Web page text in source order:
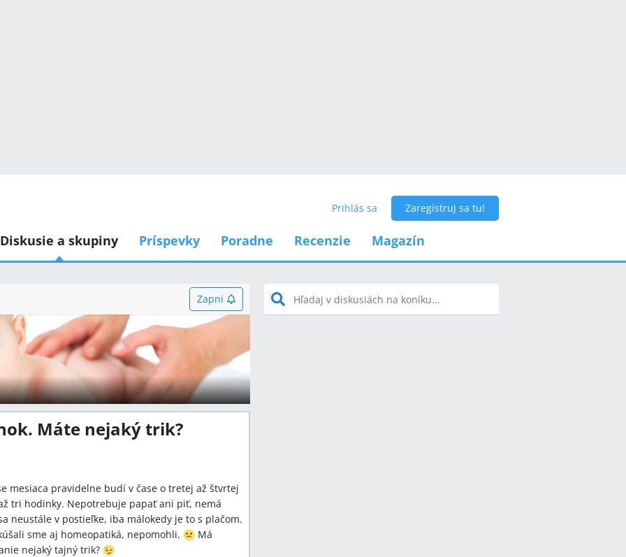
Prihlás sa Zaregistruj sa tu!
Diskusie a skupiny Príspevky Poradne Recenzie Magazín
Zapni
Máte nejaký trik?
mesiaca pravidelne budí v čase o tretej až štvrtej
tri hodinky. Nepotrebuje papať ani piť, nemá
neustále v postieľke, iba málokedy je to s plačom.
sme aj homeopatiká, nepomohli.
Má
nejaký tajný trik?